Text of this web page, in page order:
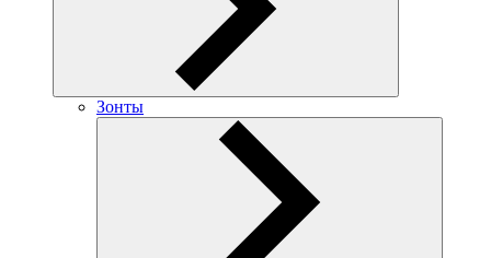
Зонты